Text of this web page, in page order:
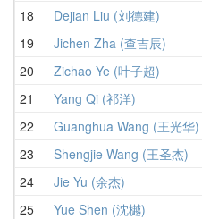
18 Dejian Liu (刘德建)
19 Jichen Zha (查吉辰)
20 Zichao Ye (叶子超)
21 Yang Qi (祁洋)
22 Guanghua Wang (王光华)
23 Shengjie Wang (王圣杰)
24 Jie Yu (余杰)
25 Yue Shen (沈樾)